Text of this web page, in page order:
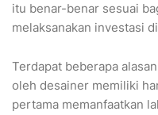
itu benar-benar sesuai
melaksanakan investasi
Terdapat beberapa
oleh desainer memiliki
pertama memanfaatkan